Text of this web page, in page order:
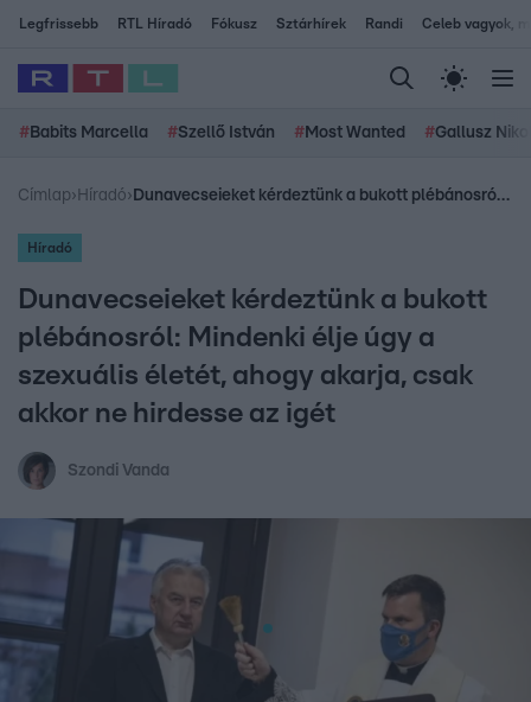
Legfrissebb RTL Híradó Fókusz Sztárhírek Randi Celeb vagyok,
# Babits Marcella #Szellő István # Most Wanted #Gallusz
Címlap› Híradó› Dunavecseieket kérdeztünk a bukott plébánosról: Mindenki élje úgy a szexuális életét, ahogy akarja, csak akkor ne hirdesse az igét
Híradó
Dunavecseieket kérdeztünk a bukott
plébánosról: Mindenki élje úgy a
szexuális életét, ahogy akarja, csak
akkor ne hirdesse az igét
Szondi Vanda